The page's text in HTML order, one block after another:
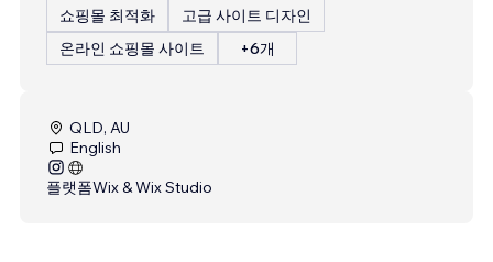
쇼핑몰 최적화
고급 사이트 디자인
온라인 쇼핑몰 사이트
+6개
QLD, AU
English
플랫폼Wix & Wix Studio